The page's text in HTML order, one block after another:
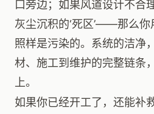
口旁边；如果风道设计不合
灰尘沉积的‘死区’——那么你
照样是污染的。系统的洁净
材、施工到维护的完整链条
上。
如果你已经开工了，还能补